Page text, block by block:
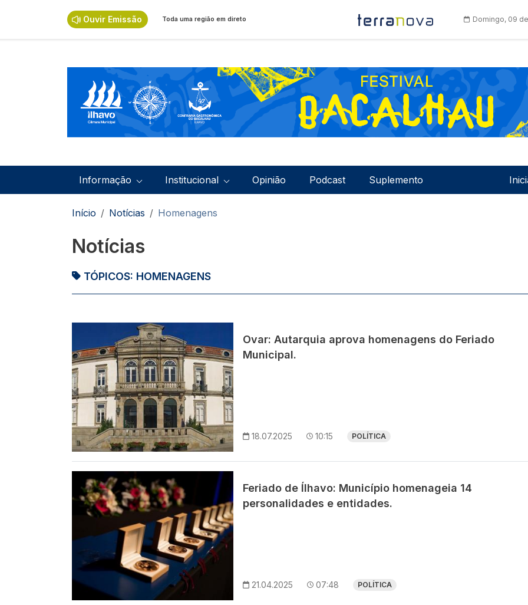
Ouvir Emissão Toda uma região em direto Domingo, 09
Navegação principal
Informação Institucional Opinião Podcast Suplemento
Navegação estrutural
Início Notícias Homenagens
Notícias
TÓPICOS: HOMENAGENS
Ovar: Autarquia aprova homenagens do Feriado
Municipal.
18.07.2025 10:15 POLÍTICA
Imagem
Feriado de Ílhavo: Município homenageia 14
personalidades e entidades.
21.04.2025 07:48 POLÍTICA